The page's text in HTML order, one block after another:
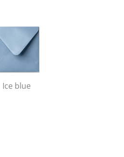
Ice blue